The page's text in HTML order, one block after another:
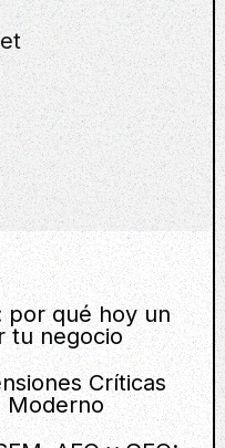
por qué hoy un
tu negocio
Críticas
Moderno